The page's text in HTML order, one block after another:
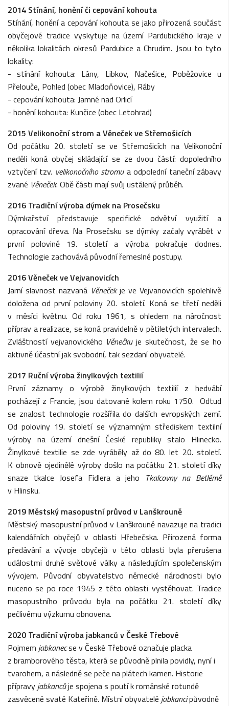
2014 Stínání, honění či cepování kohouta
Stínání, honění a cepování kohouta se jako přirozená součást
obyčejové tradice vyskytuje na území Pardubického kraje v
několika lokalitách okresů Pardubice a Chrudim. Jsou to tyto
lokality:
- stínání kohouta: Lány, Libkov, Načešice, Poběžovice u
Přelouče, Pohled (obec Mladoňovice), Ráby
- cepování kohouta: Jamné nad Orlicí
- honění kohouta: Kunčice (obec Letohrad)
2015 Velikonoční strom a Věneček ve Střemošicích
Od počátku 20. století se ve Střemošicích na Velikonoční
neděli koná obyčej skládající se ze dvou částí: dopoledního
vztyčení tzv. velikonočního stromua odpolední taneční zábavy
zvané Věneček. Obě části mají svůj ustálený průběh.
2016 Tradiční výroba dýmek na Prosečsku
Dýmkařství představuje specifické odvětví využití a
opracování dřeva. Na Prosečsku se dýmky začaly vyrábět v
první polovině 19. století a výroba pokračuje dodnes.
Technologie zachovává původní řemeslné postupy.
2016 Věneček ve Vejvanovicích
Jarní slavnost nazvaná Věnečekje ve Vejvanovicích spolehlivě
doložena od první poloviny 20. století. Koná se třetí neděli
v měsíci květnu. Od roku 1961, s ohledem na náročnost
příprav a realizace, se koná pravidelně v pětiletých intervalech.
Zvláštností vejvanovického Věnečkuje skutečnost, že se ho
aktivně účastní jak svobodní, tak sezdaní obyvatelé.
2017 Ruční výrobažinylkových textilií
První záznamy o výrobě žinylkových textilií z hedvábí
pocházejí z Francie, jsou datované kolem roku 1750. Odtud
se znalost technologie rozšířila do dalších evropských zemí.
Od poloviny 19. století se významným střediskem textilní
výroby na území dnešní České republiky stalo Hlinecko.
Žinylkové textilie se zde vyráběly až do 80. let 20. století.
K obnově ojedinělé výroby došlo na počátku 21. století díky
snaze tkalce Josefa Fidlera a jeho Tkalcovny na Betlémě
v Hlinsku.
2019 Městský masopustní průvod v Lanškrouně
Městský masopustní průvod v Lanškrouně navazuje na tradici
kalendářních obyčejů v oblasti Hřebečska. Přirozená forma
předávání a vývoje obyčejů v této oblasti byla přerušena
událostmi druhé světové války a následujícím společenským
vývojem. Původní obyvatelstvo německé národnosti bylo
nuceno se po roce 1945 z této oblasti vystěhovat. Tradice
masopustního průvodu byla na počátku 21. století díky
pečlivému výzkumu obnovena.
2020 Tradiční výroba jabkanců v České Třebové
Pojmem jabkanecse v České Třebové označuje placka
z bramborového těsta, která se původně plnila povidly, nyní i
tvarohem, a následně se peče na plátech kamen. Historie
přípravy jabkancůje spojena s poutí k románské rotundě
zasvěcené svaté Kateřině. Místní obyvatelé jabkancipůvodně